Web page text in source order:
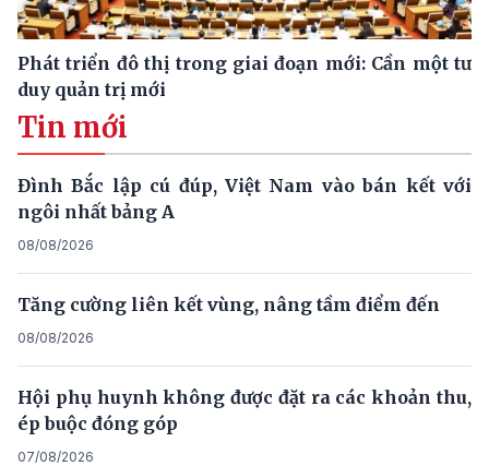
Phát triển đô thị trong giai đoạn mới: Cần một tư
duy quản trị mới
Tin mới
Đình Bắc lập cú đúp, Việt Nam vào bán kết với
ngôi nhất bảng A
08/08/2026
Tăng cường liên kết vùng, nâng tầm điểm đến
08/08/2026
Hội phụ huynh không được đặt ra các khoản thu,
ép buộc đóng góp
07/08/2026